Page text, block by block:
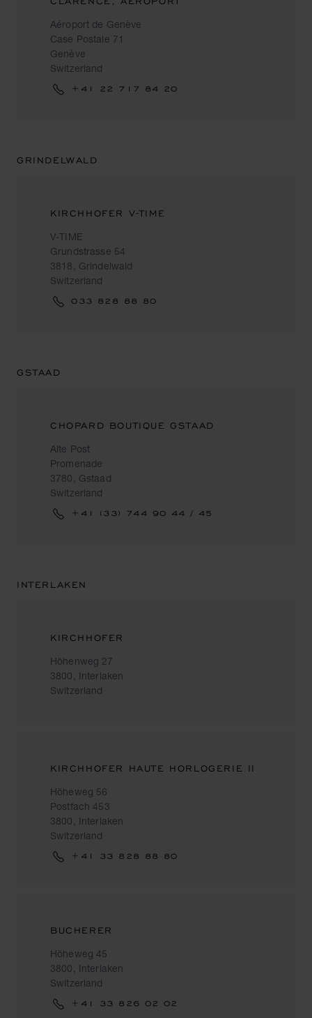
Aéroport de Genève
Case Postale 71
Genève
Switzerland
+41 22 717 84 20
GRINDELWALD
KIRCHHOFER V-TIME
V-TIME
Grundstrasse 54
3818, Grindelwald
Switzerland
033 828 88 80
GSTAAD
CHOPARD BOUTIQUE GSTAAD
Alte Post
Promenade
3780, Gstaad
Switzerland
+41 (33) 744 90 44 / 45
INTERLAKEN
KIRCHHOFER
Höhenweg 27
3800, Interlaken
Switzerland
KIRCHHOFER HAUTE HORLOGERIE II
Höheweg 56
Postfach 453
3800, Interlaken
Switzerland
+41 33 828 88 80
BUCHERER
Höheweg 45
3800, Interlaken
Switzerland
+41 33 826 02 02